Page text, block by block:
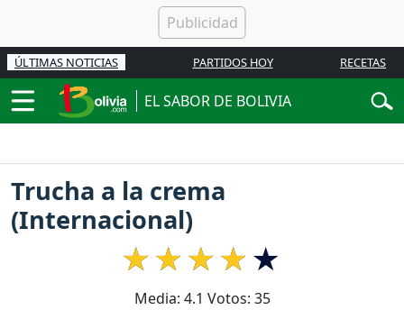
ÚLTIMAS NOTICIAS PARTIDOS HOY RECETAS
EL SABOR DE BOLIVIA
Trucha a la crema
(Internacional)
Media: 4.1 Votos: 35